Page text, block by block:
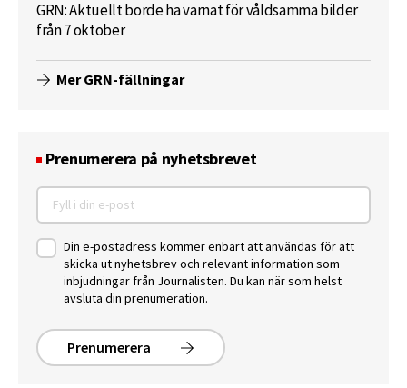
GRN: Aktuellt borde ha varnat för våldsamma bilder
från 7 oktober
Mer GRN-fällningar
Prenumerera på nyhetsbrevet
Din e-postadress kommer enbart att användas för att
skicka ut nyhetsbrev och relevant information som
inbjudningar från Journalisten. Du kan när som helst
avsluta din prenumeration.
Prenumerera